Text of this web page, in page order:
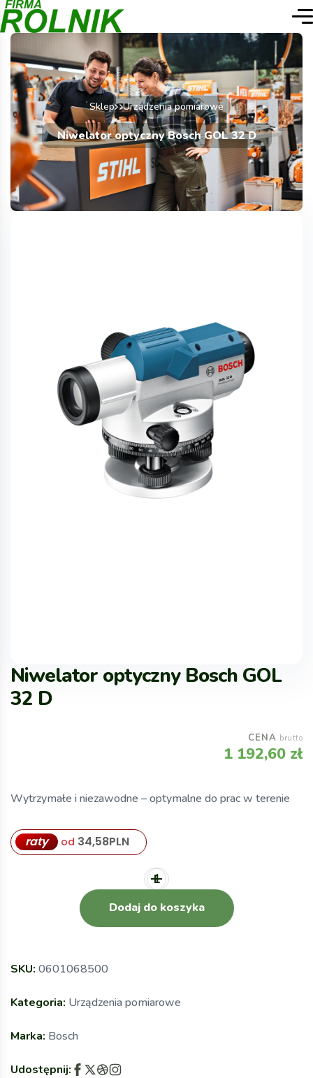
Sklep Urządzenia pomiarowe
Niwelator optyczny Bosch GOL 32 D
Niwelator optyczny Bosch GOL
32 D
CENA brutto
1 192,60 zł
Wytrzymałe i niezawodne – optymalne do prac w terenie
raty od 34,58PLN
Dodaj do koszyka
SKU: 0601068500
Kategoria: Urządzenia pomiarowe
Marka: Bosch
Udostępnij: